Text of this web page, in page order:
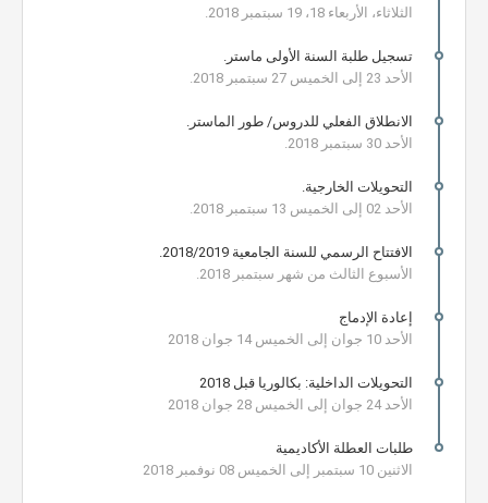
الثلاثاء، الأربعاء 18، 19 سبتمبر 2018.
تسجيل طلبة السنة الأولى ماستر.
الأحد 23 إلى الخميس 27 سبتمبر 2018.
الانطلاق الفعلي للدروس/ طور الماستر.
الأحد 30 سبتمبر 2018.
التحويلات الخارجية.
الأحد 02 إلى الخميس 13 سبتمبر 2018.
الافتتاح الرسمي للسنة الجامعية 2018/2019.
الأسبوع الثالث من شهر سبتمبر 2018.
إعادة الإدماج
الأحد 10 جوان إلى الخميس 14 جوان 2018
التحويلات الداخلية: بكالوريا قبل 2018
الأحد 24 جوان إلى الخميس 28 جوان 2018
طلبات العطلة الأكاديمية
الاثنين 10 سبتمبر إلى الخميس 08 نوفمبر 2018